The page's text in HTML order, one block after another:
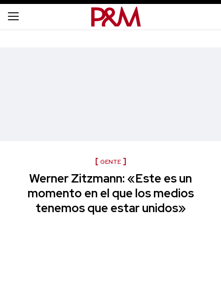
GENTE
Werner Zitzmann: «Este es un
momento en el que los medios
tenemos que estar unidos»